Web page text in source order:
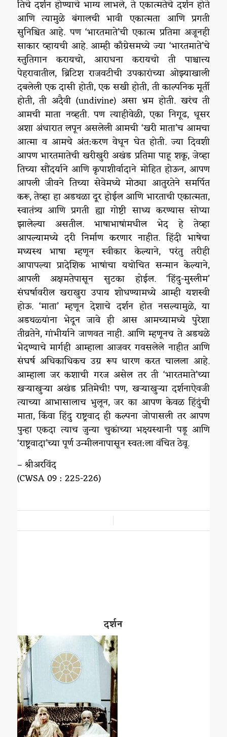
तिचे दर्शन होण्याचे भाग्य लाभले, ते एकात्मतेचे दर्शन होते
आणि त्यामुळे बंगालची भावी एकात्मता आणि प्रगती
सुनिश्चित आहे. पण ‘भारतमाते’ची एकात्म प्रतिमा अजूनही
साकार व्हायची आहे. आम्ही काँग्रेसमध्ये ज्या ‘भारतमाते’चे
स्तुतिगान करायचो, आराधना करायचो ती पाश्चात्त्य
पेहरावातील, ब्रिटिश राजवटीची उपकारांच्या ओझ्याखाली
दबलेली एक दासी होती, एक सखी होती, ती काल्पनिक मूर्ती
होती, ती अदैवी (undivine) असा भ्रम होती. खरंच ती
आमची माता नव्हती. पण त्याहीवेळी, एका निगूढ, धूसर
अशा अंधारात लपून असलेली आमची ‘खरी माता’च आमचा
आत्मा व आमचे अंत:करण वेधून घेत होती. ज्या दिवशी
आपण भारतमातेची खरीखुरी अखंड प्रतिमा पाहू शकू, जेव्हा
तिच्या सौंदर्याने आणि कृपाशीर्वादाने मोहित होऊन, आपण
आपली जीवने तिच्या सेवेमध्ये मोठ्या आतुरतेने समर्पित
करू, तेव्हा हा अडथळा दूर होईल आणि भारताची एकात्मता,
स्वातंत्र्य आणि प्रगती ह्या गोष्टी साध्य करण्यास सोप्या
झालेल्या असतील. भाषाभाषांमधील भेद हे तेव्हा
आपल्यामध्ये दरी निर्माण करणार नाहीत. हिंदी भाषेचा
मध्यस्थ भाषा म्हणून स्वीकार केल्याने, परंतु तरीही
आपापल्या प्रादेशिक भाषांचा यथोचित सन्मान केल्याने,
आपली अक्षमतेपासून सुटका होईल. ‘हिंदु-मुस्लीम’
संघर्षावरील खराखुरा उपाय शोधण्यामध्ये आम्ही यशस्वी
होऊ. ‘माता’ म्हणून देशाचे दर्शन होत नसल्यामुळे, या
अडथळ्यांना भेदून जावे ही आस आमच्यामध्ये पुरेशा
तीव्रतेने, गांभीर्याने जाणवत नाही. आणि म्हणूनच ते अडथळे
भेदण्याचे मार्गही आम्हाला आजवर गवसलेले नाहीत आणि
संघर्ष अधिकाधिकच उग्र रूप धारण करत चालला आहे.
आम्हाला जर कशाची गरज असेल तर ती ‘भारतमाते’च्या
खऱ्याखुऱ्या अखंड प्रतिमेची! पण, खऱ्याखुऱ्या दर्शनाऐवजी
त्याच्या आभासालाच भुलून, जर का आपण केवळ हिंदुंची
माता, किंवा हिंदु राष्ट्रवाद ही कल्पना जोपासली तर आपण
पुन्हा एकदा त्याच जुन्या चुकांच्या भक्ष्यस्थानी पडू आणि
‘राष्ट्रवादा’च्या पूर्ण उन्मीलनापासून स्वत:ला वंचित ठेवू.
– श्रीअरविंद
(CWSA 09 : 225-226)
दर्शन